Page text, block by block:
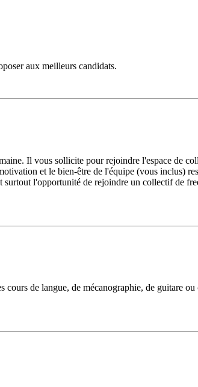
aux meilleurs candidats.
Il vous sollicite pour rejoindre l'espace de
et le bien-être de l'équipe (vous inclus)
l'opportunité de rejoindre un collectif de
de langue, de mécanographie, de guitare